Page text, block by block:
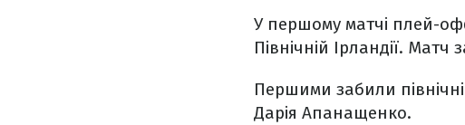
У першому матчі плей-
Північній Ірландії. Матч
Першими забили
Дарія Апанащенко.